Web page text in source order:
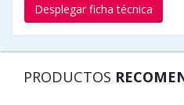
Desplegar ficha técnica
PRODUCTOS